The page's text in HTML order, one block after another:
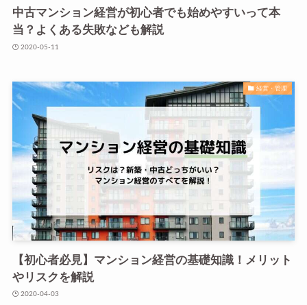
中古マンション経営が初心者でも始めやすいって本
当？よくある失敗なども解説
2020-05-11
経営・管理
【初心者必見】マンション経営の基礎知識！メリット
やリスクを解説
2020-04-03